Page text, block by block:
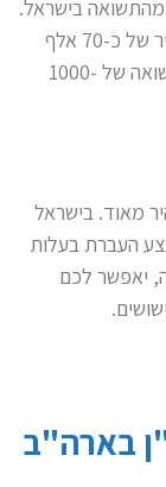
בישראל.
כך לדוגמה, אפשר לרכוש בית בקליבלנד במחיר של כ-70 אלף
דולר (פחות ממחיר חניה בתל אביב), ולקבל תשואה של 1000-
מאוד. בישראל
העברת בעלות
יאפשר לכם